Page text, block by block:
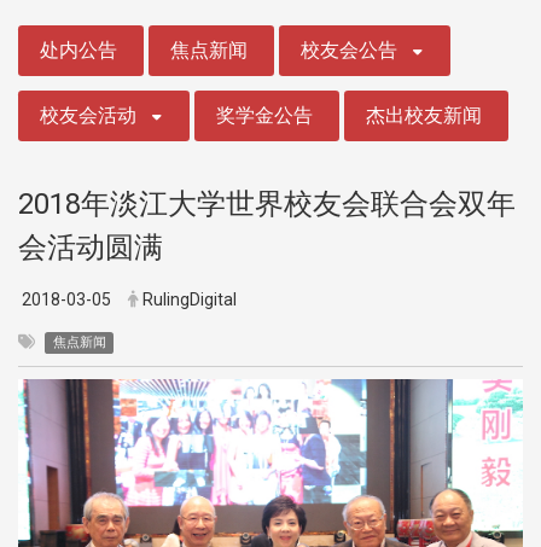
处内公告 焦点新闻 校友会公告
校友会活动 奖学金公告 杰出校友新闻
2018年淡江大学世界校友会联合会双年
会活动圆满
2018-03-05 RulingDigital
焦点新闻